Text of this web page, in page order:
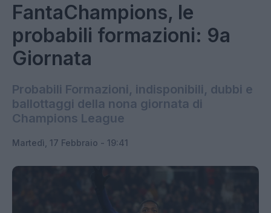
FantaChampions, le
probabili formazioni: 9a
Giornata
Probabili Formazioni, indisponibili, dubbi e
ballottaggi della nona giornata di
Champions League
Martedì, 17 Febbraio - 19:41